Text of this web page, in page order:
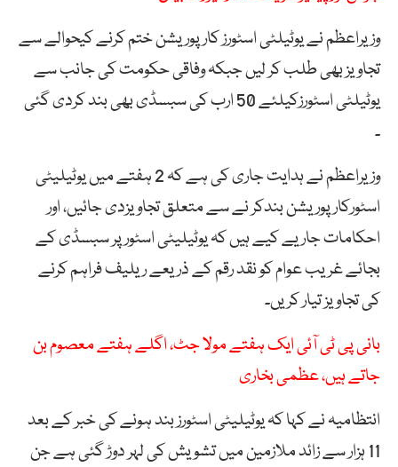
وزیراعظم نے یوٹیلٹی اسٹورز کارپوریشن ختم کرنے کیحوالے سے
تجاویز بھی طلب کر لیں جبکہ وفاقی حکومت کی جانب سے
یوٹیلٹی اسٹورزکیلئے 50 ارب کی سبسڈی بھی بند کردی گئی
۔
وزیراعظم نے ہدایت جاری کی ہے کہ 2 ہفتے میں یوٹیلیٹی
اسٹورکارپوریشن بندکر نے سے متعلق تجاویزدی جائیں، اور
احکامات جاریے کیے ہیں کہ یوٹیلیٹی اسٹور پر سبسڈی کے
بجائے غریب عوام کو نقد رقم کے ذریعے ریلیف فراہم کرنے
کی تجاویز تیار کریں۔
بانی پی ٹی آئی ایک ہفتے مولا جٹ، اگلے ہفتے معصوم بن
جاتے ہیں، عظمی بخاری
انتظامیہ نے کہا کہ یوٹیلیٹی اسٹورز بند ہونے کی خبر کے بعد
11 ہزار سے زائد ملازمین میں تشویش کی لہر دوڑ گئی ہے جن